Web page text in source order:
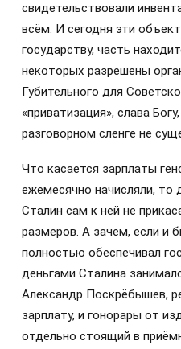
свидетельствовали
всём. И сегодня эти
государству, часть
некоторых разрешены
Губительного для
«приватизация», слава
разговорном сленге не
Что касается зарплаты
ежемесячно начисляли, то
Сталин сам к ней не
размеров. А зачем, если и
полностью обеспечивал
деньгами Сталина
Александр Поскрёбышев,
зарплату, и гонорары от
отдельно стоящий в